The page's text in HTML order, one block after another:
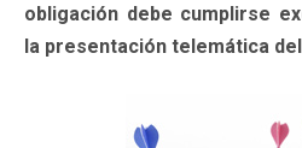
obligación debe cumplirse
la presentación telemática